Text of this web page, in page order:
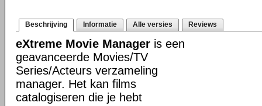
Beschrijving Informatie Alle versies Reviews
eXtreme Movie Manager is een
geavanceerde Movies/TV
Series/Acteurs verzameling
manager. Het kan films
catalogiseren die je hebt